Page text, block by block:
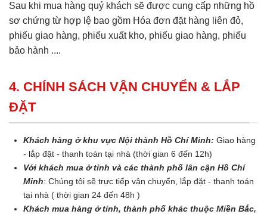
Sau khi mua hàng quý khách sẽ được cung cấp những hồ
sơ chứng từ hợp lệ bao gồm Hóa đơn đặt hàng liên đỏ,
phiếu giao hàng, phiếu xuất kho, phiếu giao hàng, phiếu
bảo hành ....
4. CHÍNH SÁCH VẬN CHUYỂN & LẮP
ĐẶT
Khách hàng ở khu vực Nội thành Hồ Chí Minh: Giao hàng
- lắp đặt - thanh toán tại nhà (thời gian 6 đến 12h)
Với khách mua ở tỉnh và các thành phố lân cận Hồ Chí
Minh: Chúng tôi sẽ trực tiếp vận chuyển, lắp đặt - thanh toán
tại nhà ( thời gian 24 đến 48h )
Khách mua hàng ở tỉnh, thành phố khác thuộc Miền Bắc,